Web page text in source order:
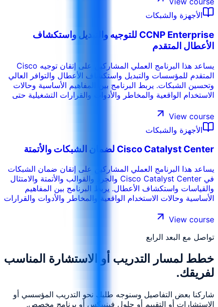
ومستوى المشاركين وأهداف الأداء في المؤسسة.
الأجهزة والشبكات
CCNP Enterprise للتوجيه والتبديل واستكشاف
الأعطال المتقدم
يساعد هذا البرنامج العملي المشاركين على إتقان توجيه Cisco
المتقدم للمؤسسات والتبديل واستكشاف الأعطال والتوافر العالي
وتحسين الشبكات. يربط البرنامج بين المفاهيم الأساسية وحالات
الاستخدام الواقعية والمخاطر والأدوات والقرارات التشغيلية حتى
تخصيص التدريب حسب القطاع والأنظمة الداخلية ومستوى
المشاركين وأهداف الأداء في المؤسسة.
View course
الأجهزة والشبكات
Cisco Catalyst Center لضمان الشبكات والأتمتة
يساعد هذا البرنامج العملي المشاركين على إتقان ضمان الشبكات
في Cisco Catalyst Center والجرد والقوالب والأتمتة والامتثال
والقياسات واستكشاف الأعطال. يربط البرنامج بين المفاهيم
الأساسية وحالات الاستخدام الواقعية والمخاطر والأدوات والقرارات
العمل. ويمكن تخصيص التدريب حسب القطاع والأنظمة الداخلية
View course
تواصل مع البعد الرابع
خطط لمسار التدريب أو الاستشارة المناسب
لفريقك.
شاركنا بعض التفاصيل وسنوجه طلبك نحو التدريب المؤسسي أو
الاستشارات أو التقييم أو حلول فينييكس أو برنامج مخصص.